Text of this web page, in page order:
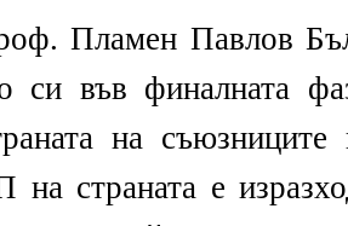
Пламен Павлов
си във финалната
на съюзниците
на страната е